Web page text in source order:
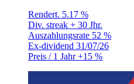
Rendert. 5.17 %
Div. streak + 30 Jhr.
Auszahlungsrate 52 %
Ex-dividend 31/07/26
Preis / 1 Jahr+15 %